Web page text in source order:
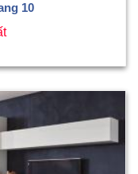
10